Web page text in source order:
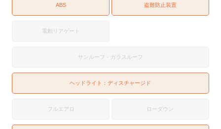
ABS 盗難防止装置
電動リアゲート
サンルーフ・ガラスルーフ
ヘッドライト：ディスチャージド
フルエアロ ローダウン